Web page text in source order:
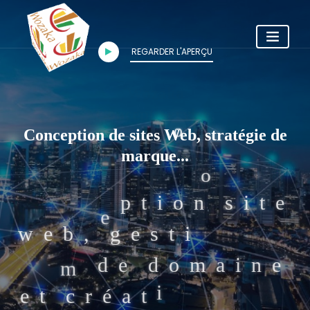
Wozaka
Conception de
sites Web, stratégie de marque...
C o n c e p t i o n s i t
e
e s t i o n d e
n o m d e d o m a i
é a t i o n d e
w
o